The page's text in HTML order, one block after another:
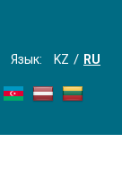
Язык: KZ RU